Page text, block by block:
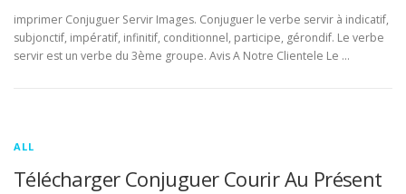
imprimer Conjuguer Servir Images. Conjuguer le verbe servir à indicatif,
subjonctif, impératif, infinitif, conditionnel, participe, gérondif. Le verbe
servir est un verbe du 3ème groupe. Avis A Notre Clientele Le …
ALL
Télécharger Conjuguer Courir Au Présent